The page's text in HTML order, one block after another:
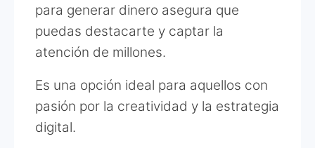
para generar dinero asegura que
puedas destacarte y captar la
atención de millones.
Es una opción ideal para aquellos con
pasión por la creatividad y la estrategia
digital.